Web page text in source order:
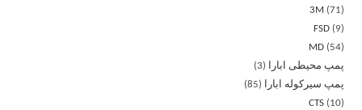
3M
71
FSD
9
MD
54
پمپ محیطی ابارا
3
پمپ سیرکوله ابارا
85
CTS
10